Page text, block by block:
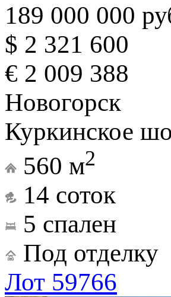
189 000 000
$ 2 321 600
€ 2 009 388
Новогорск
Куркинское
560 м2
14 соток
5 спален
Под отделку
Лот 59766